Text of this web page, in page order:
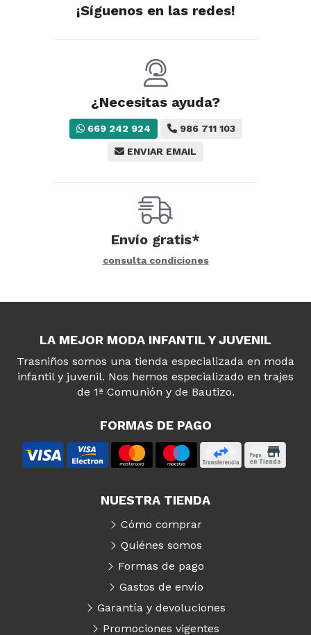
¡Síguenos en las redes!
¿Necesitas ayuda?
669 242 924 986 711 103
ENVIAR EMAIL
Envío gratis*
consulta condiciones
LA MEJOR MODA INFANTIL Y JUVENIL
Trasniños somos una tienda especializada en moda
infantil y juvenil. Nos hemos especializado en trajes
de 1ª Comunión y de Bautizo.
FORMAS DE PAGO
NUESTRA TIENDA
Cómo comprar
Quiénes somos
Formas de pago
Gastos de envío
Garantía y devoluciones
Promociones vigentes